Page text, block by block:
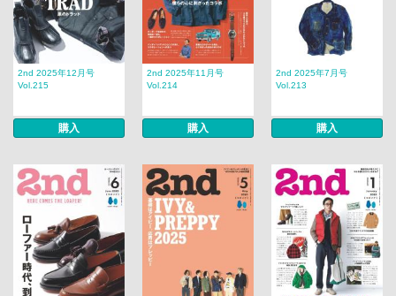
2nd 2025年12月号
Vol.215
購入
2nd 2025年11月号
Vol.214
購入
2nd 2025年7月号
Vol.213
購入